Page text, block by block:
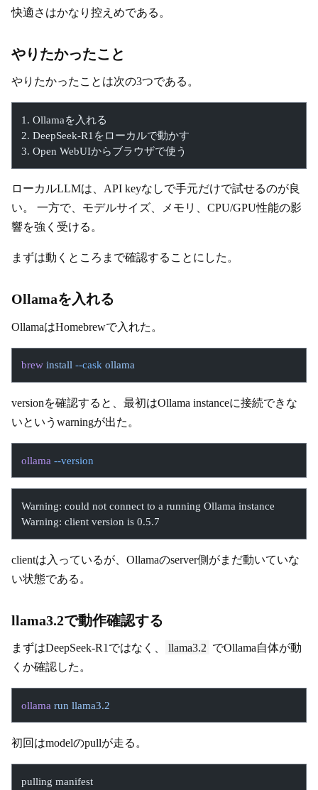
快適さはかなり控えめである。
やりたかったこと
やりたかったことは次の3つである。
1. Ollamaを入れる
2. DeepSeek-R1をローカルで動かす
3. Open WebUIからブラウザで使う
ローカルLLMは、API keyなしで手元だけで試せるのが良
い。 一方で、モデルサイズ、メモリ、CPU/GPU性能の影
響を強く受ける。
まずは動くところまで確認することにした。
Ollamaを入れる
OllamaはHomebrewで入れた。
brew install --cask ollama
versionを確認すると、最初はOllama instanceに接続できな
いというwarningが出た。
ollama --version
Warning: could not connect to a running Ollama instance
Warning: client version is 0.5.7
clientは入っているが、Ollamaのserver側がまだ動いていな
い状態である。
llama3.2で動作確認する
まずはDeepSeek-R1ではなく、 llama3.2 でOllama自体が動
くか確認した。
ollama run llama3.2
初回はmodelのpullが走る。
pulling manifest